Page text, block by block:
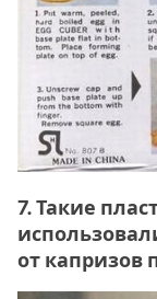
7. Такие
от капризов